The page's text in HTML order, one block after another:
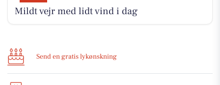
Mildt vejr med lidt vind i dag
Send en gratis lykønskning